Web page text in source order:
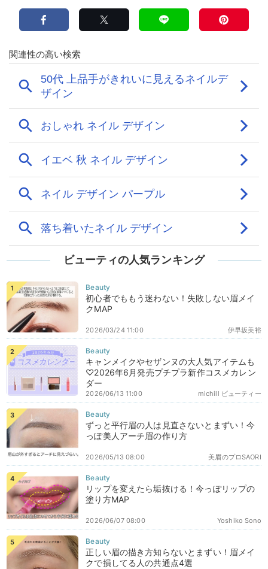
ビューティの人気ランキング
初心者でももう迷わない！失敗しない眉メイ
クMAP
伊早坂美裕
2026/03/24 11:00
キャンメイクやセザンヌの大人気アイテムも
♡2026年6月発売プチプラ新作コスメカレン
ダー
michill ビューティー
2026/06/13 11:00
ずっと平行眉の人は見直さないとまずい！今
っぽ美人アーチ眉の作り方
美眉のプロSAORI
2026/05/13 08:00
リップを変えたら垢抜ける！今っぽリップの
塗り方MAP
Yoshiko Sono
2026/06/07 08:00
正しい眉の描き方知らないとまずい！眉メイ
クで損してる人の共通点4選